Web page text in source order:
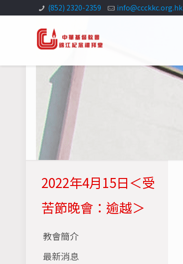
(852) 2320-2359 info@ccckkc.org.hk
2022年4月15日＜受
苦節晚會：逾越＞
教會簡介
最新消息